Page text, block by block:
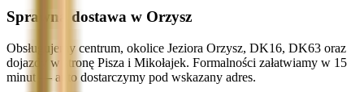
Sprawna dostawa w Orzysz
Obsługujemy centrum, okolice Jeziora Orzysz, DK16, DK63 oraz
dojazdy w stronę Pisza i Mikołajek. Formalności załatwiamy w 15
minut — auto dostarczymy pod wskazany adres.